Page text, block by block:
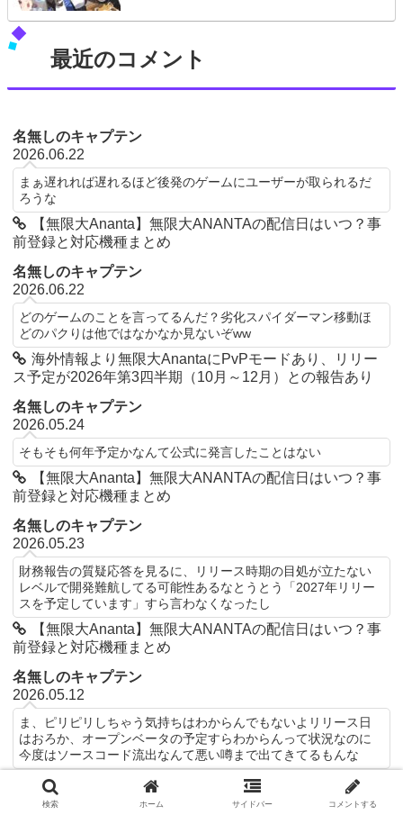
最近のコメント
名無しのキャプテン
2026.06.22
まぁ遅れれば遅れるほど後発のゲームにユーザーが取られるだ
ろうな
【無限大Ananta】無限大ANANTAの配信日はいつ？事
前登録と対応機種まとめ
名無しのキャプテン
2026.06.22
どのゲームのことを言ってるんだ？劣化スパイダーマン移動ほ
どのパクりは他ではなかなか見ないぞww
海外情報より無限大AnantaにPvPモードあり、リリー
ス予定が2026年第3四半期（10月～12月）との報告あり
名無しのキャプテン
2026.05.24
そもそも何年予定かなんて公式に発言したことはない
【無限大Ananta】無限大ANANTAの配信日はいつ？事
前登録と対応機種まとめ
名無しのキャプテン
2026.05.23
財務報告の質疑応答を見るに、リリース時期の目処が立たない
レベルで開発難航してる可能性あるなとうとう「2027年リリー
スを予定しています」すら言わなくなったし
【無限大Ananta】無限大ANANTAの配信日はいつ？事
前登録と対応機種まとめ
名無しのキャプテン
2026.05.12
ま、ピリピリしちゃう気持ちはわからんでもないよリリース日
はおろか、オープンベータの予定すらわからんって状況なのに
今度はソースコード流出なんて悪い噂まで出てきてるもんな
海外情報より無限大AnantaにPvPモードあり、リリー
ス予定が2026年第3四半期（10月～12月）との報告あり
検索 ホーム サイドバー コメントする